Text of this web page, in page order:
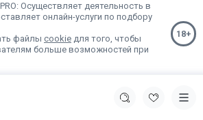
Осуществляет деятельность в
онлайн-услуги по подбору
файлы cookie для того, чтобы
больше возможностей при